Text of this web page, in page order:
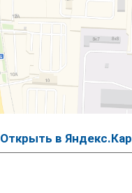
Открыть в